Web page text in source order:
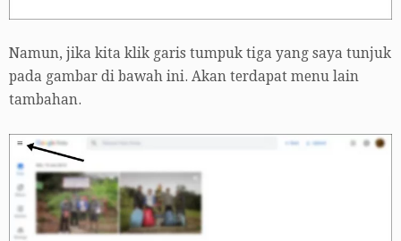
Namun, jika kita klik garis tumpuk tiga yang saya tunjuk
pada gambar di bawah ini. Akan terdapat menu lain
tambahan.